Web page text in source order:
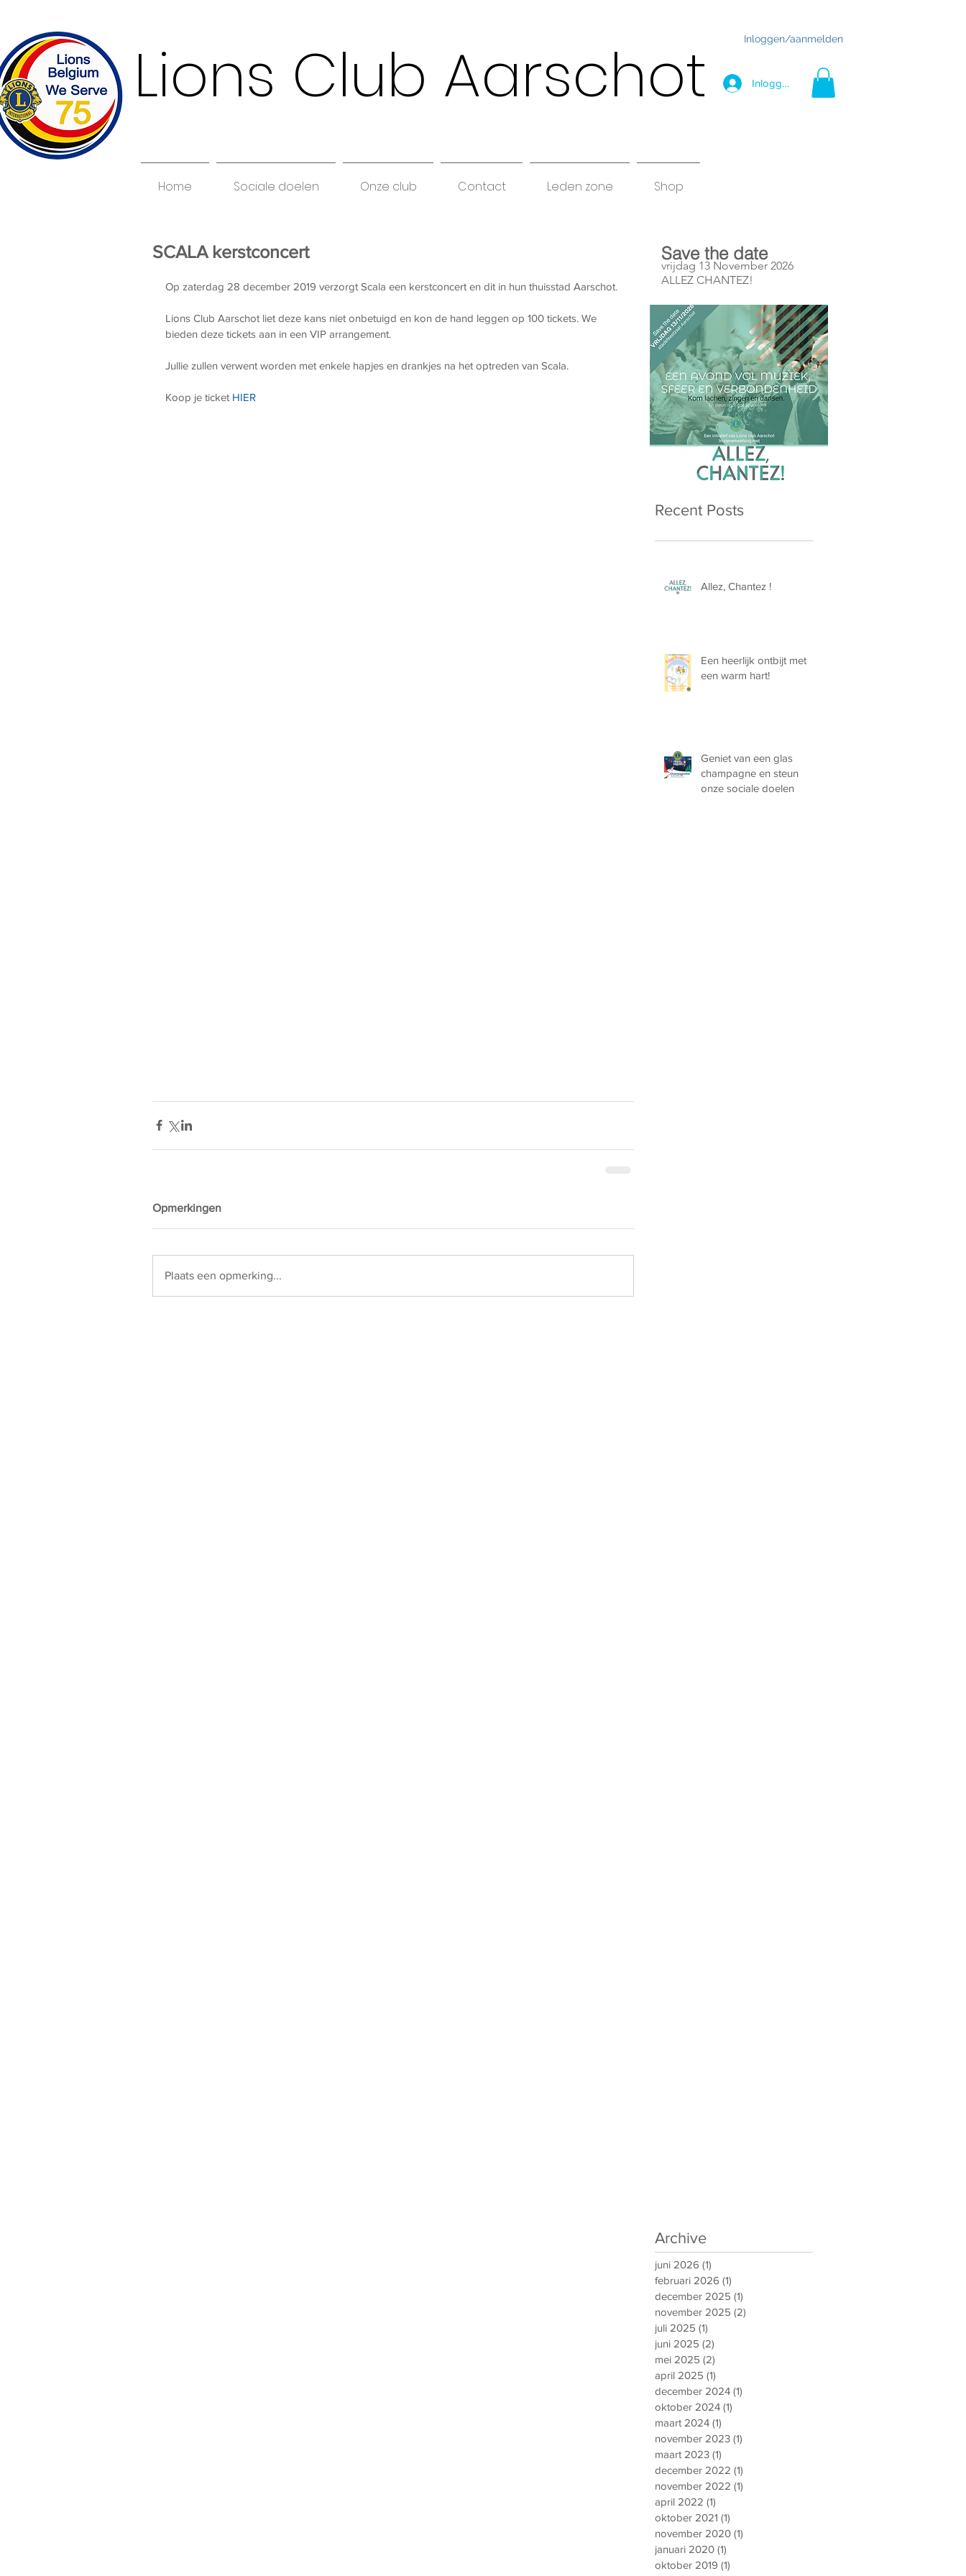
Lions Club Aarschot Inloggen/aanmelden
Inloggen
Home Sociale doelen Onze club Contact Leden zone Shop
SCALA kerstconcert
Op zaterdag 28 december 2019 verzorgt Scala een kerstconcert en dit in hun thuisstad Aarschot.
Lions Club Aarschot liet deze kans niet onbetuigd en kon de hand leggen op 100 tickets. We
bieden deze tickets aan in een VIP arrangement.
Jullie zullen verwent worden met enkele hapjes en drankjes na het optreden van Scala.
Koop je ticket HIER
Opmerkingen
Plaats een opmerking...
Save the date
vrijdag 13 November 2026
ALLEZ CHANTEZ!
Recent Posts
Allez, Chantez !
Een heerlijk ontbijt met
een warm hart!
Geniet van een glas
champagne en steun
onze sociale doelen
Archive
juni 2026 (1)
februari 2026 (1)
december 2025 (1)
november 2025 (2)
juli 2025 (1)
juni 2025 (2)
mei 2025 (2)
april 2025 (1)
december 2024 (1)
oktober 2024 (1)
maart 2024 (1)
november 2023 (1)
maart 2023 (1)
december 2022 (1)
november 2022 (1)
april 2022 (1)
oktober 2021 (1)
november 2020 (1)
januari 2020 (1)
oktober 2019 (1)